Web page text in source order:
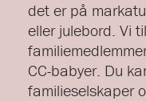
det er på
eller julebord. Vi
CC-babyer. Du
familieselskaper